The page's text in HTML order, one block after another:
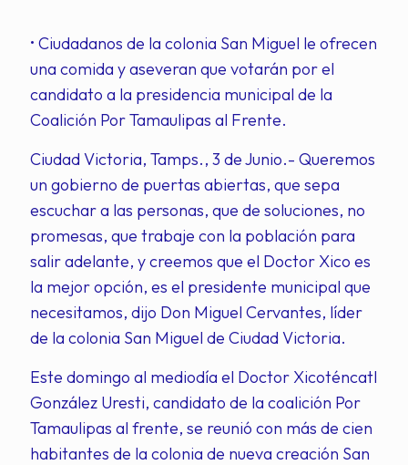
• Ciudadanos de la colonia San Miguel le ofrecen
una comida y aseveran que votarán por el
candidato a la presidencia municipal de la
Coalición Por Tamaulipas al Frente.
Ciudad Victoria, Tamps., 3 de Junio.- Queremos
un gobierno de puertas abiertas, que sepa
escuchar a las personas, que de soluciones, no
promesas, que trabaje con la población para
salir adelante, y creemos que el Doctor Xico es
la mejor opción, es el presidente municipal que
necesitamos, dijo Don Miguel Cervantes, líder
de la colonia San Miguel de Ciudad Victoria.
Este domingo al mediodía el Doctor Xicoténcatl
González Uresti, candidato de la coalición Por
Tamaulipas al frente, se reunió con más de cien
habitantes de la colonia de nueva creación San